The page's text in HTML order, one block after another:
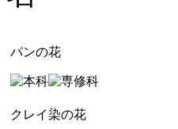
パンの花
クレイ染の花